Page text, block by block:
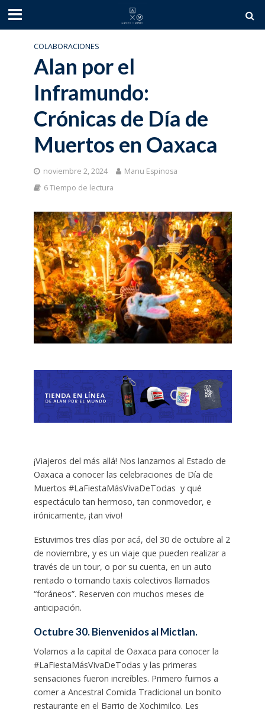
COLABORACIONES
Alan por el
Inframundo:
Crónicas de Día de
Muertos en Oaxaca
noviembre 2, 2024
Manu Espinosa
6 Tiempo de lectura
¡Viajeros del más allá! Nos lanzamos al Estado de
Oaxaca a conocer las celebraciones de Día de
Muertos #LaFiestaMásVivaDeTodas y qué
espectáculo tan hermoso, tan conmovedor, e
irónicamente, ¡tan vivo!
Estuvimos tres días por acá, del 30 de octubre al 2
de noviembre, y es un viaje que pueden realizar a
través de un tour, o por su cuenta, en un auto
rentado o tomando taxis colectivos llamados
“foráneos”. Reserven con muchos meses de
anticipación.
Octubre 30. Bienvenidos al Mictlan.
Volamos a la capital de Oaxaca para conocer la
#LaFiestaMásVivaDeTodas y las primeras
sensaciones fueron increíbles. Primero fuimos a
comer a Ancestral Comida Tradicional un bonito
restaurante en el Barrio de Xochimilco. Les